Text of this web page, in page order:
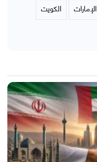
الإمارات
الكويت